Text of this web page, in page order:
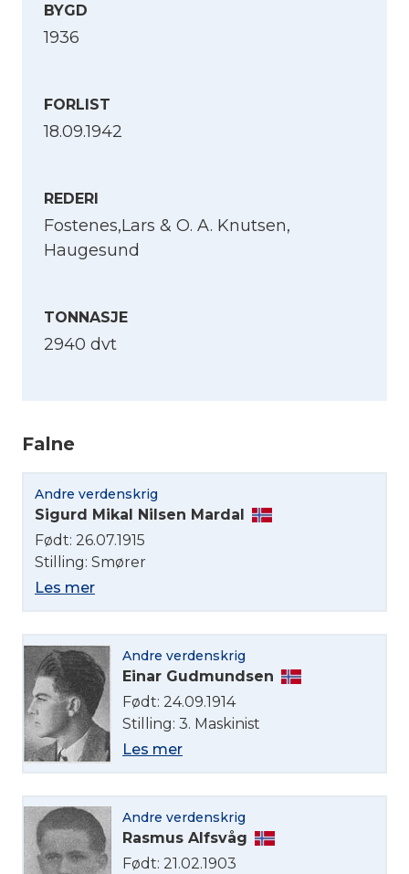
BYGD
1936
FORLIST
18.09.1942
REDERI
Fostenes,Lars & O. A. Knutsen,
Haugesund
TONNASJE
2940 dvt
Falne
Andre verdenskrig
Sigurd Mikal Nilsen Mardal
Født: 26.07.1915
Stilling: Smører
Les mer
Andre verdenskrig
Einar Gudmundsen
Født: 24.09.1914
Stilling: 3. Maskinist
Les mer
Andre verdenskrig
Rasmus Alfsvåg
Født: 21.02.1903
Velg språk
English